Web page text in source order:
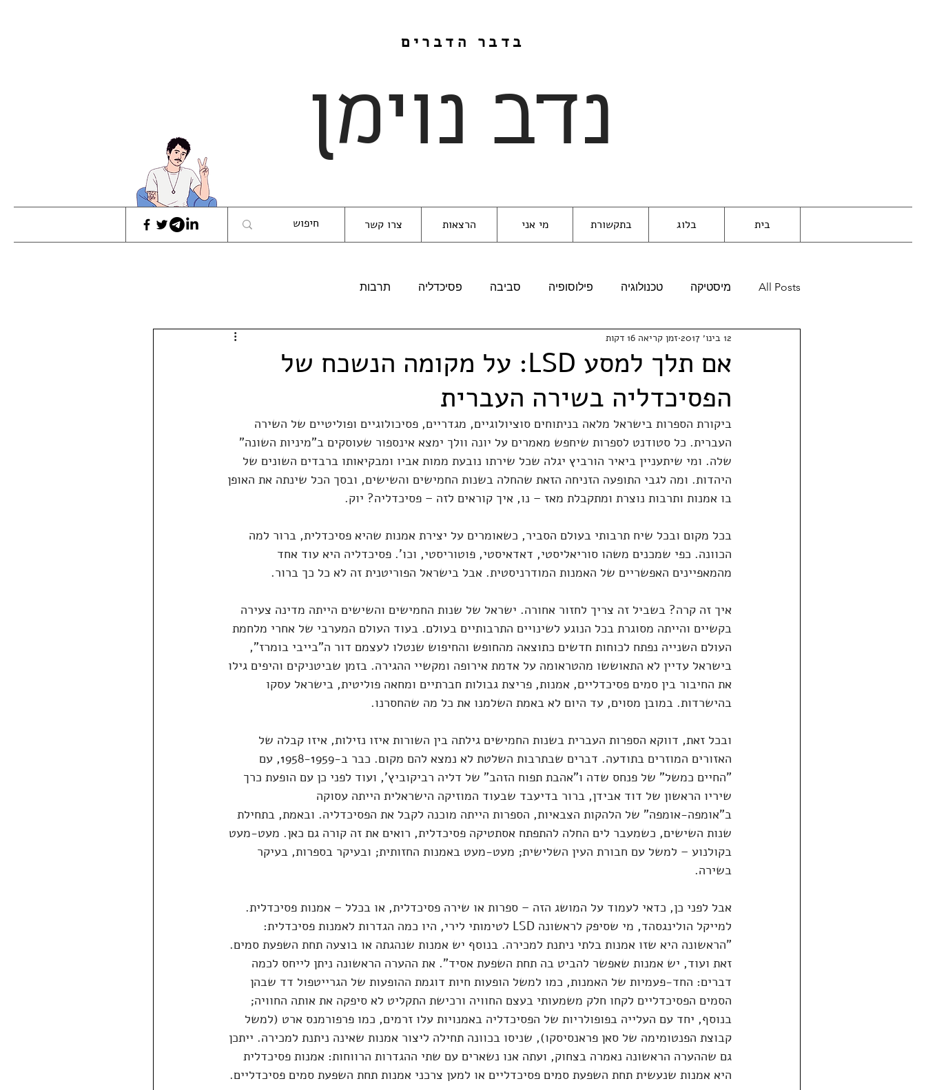
בדבר הדברים
נדב נוימן
בית בלוג בתקשורת מי אני הרצאות צרו קשר
All Posts מיסטיקה טכנולוגיה פילוסופיה סביבה פסיכדליה תרבות
אם תלך למסע LSD: על מקומה הנשכח של
הפסיכדליה בשירה העברית
12 בינו׳ 2017 זמן קריאה 16 דקות
ביקורת הספרות בישראל מלאה בניתוחים סוציולוגיים, מגדריים, פסיכולוגיים ופוליטיים של השירה
העברית. כל סטודנט לספרות שיחפש מאמרים על יונה וולך ימצא אינספור שעוסקים ב"מיניות השונה"
שלה. ומי שיתעניין ביאיר הורביץ יגלה שכל שירתו נובעת ממות אביו ומבקיאותו ברבדים השונים של
היהדות. ומה לגבי התופעה הזניחה הזאת שהחלה בשנות החמישים והשישים, ובסך הכל שינתה את האופן
בו אמנות ותרבות נוצרת ומתקבלת מאז – נו, איך קוראים לזה – פסיכדליה? יוק.
בכל מקום ובכל שיח תרבותי בעולם הסביר, כשאומרים על יצירת אמנות שהיא פסיכדלית, ברור למה
הכוונה. כפי שמכנים משהו סוריאליסטי, דאדאיסטי, פוטוריסטי, וכו'. פסיכדליה היא עוד אחד
מהמאפיינים האפשריים של האמנות המודרניסטית. אבל בישראל הפוריטנית זה לא כל כך ברור.
איך זה קרה? בשביל זה צריך לחזור אחורה. ישראל של שנות החמישים והשישים הייתה מדינה צעירה
בקשיים והייתה מסוגרת בכל הנוגע לשינויים התרבותיים בעולם. בעוד העולם המערבי של אחרי מלחמת
העולם השנייה נפתח לכוחות חדשים כתוצאה מהחופש והחיפוש שנטלו לעצמם דור ה"בייבי בומרז",
בישראל עדיין לא התאוששו מהטראומה על אדמת אירופה ומקשיי ההגירה. בזמן שביטניקים והיפים גילו
את החיבור בין סמים פסיכדליים, אמנות, פריצת גבולות חברתיים ומחאה פוליטית, בישראל עסקו
בהישרדות. במובן מסוים, עד היום לא באמת השלמנו את כל מה שהחסרנו.
ובכל זאת, דווקא הספרות העברית בשנות החמישים גילתה בין השורות איזו נזילות, איזו קבלה של
האזורים המוזרים בתודעה. דברים שבתרבות השלטת לא נמצא להם מקום. כבר ב-1958-1959, עם
"החיים כמשל" של פנחס שדה ו"אהבת תפוח הזהב" של דליה רביקוביץ', ועוד לפני כן עם הופעת כרך
שיריו הראשון של דוד אבידן, ברור בדיעבד שבעוד המוזיקה הישראלית הייתה עסוקה
ב"אומפה-אומפה" של הלהקות הצבאיות, הספרות הייתה מוכנה לקבל את הפסיכדליה. ובאמת, בתחילת
שנות השישים, כשמעבר לים החלה להתפתח אסתטיקה פסיכדלית, רואים את זה קורה גם כאן. מעט-מעט
בקולנוע – למשל עם חבורת העין השלישית; מעט-מעט באמנות החזותית; ובעיקר בספרות, בעיקר
בשירה.
אבל לפני כן, כדאי לעמוד על המושג הזה – ספרות או שירה פסיכדלית, או בכלל – אמנות פסיכדלית.
למייקל הולינגסהד, מי שסיפק לראשונה LSD לטימותי לירי, היו כמה הגדרות לאמנות פסיכדלית:
"הראשונה היא שזו אמנות בלתי ניתנת למכירה. בנוסף יש אמנות שנהגתה או בוצעה תחת השפעת סמים.
זאת ועוד, יש אמנות שאפשר להביט בה תחת השפעת אסיד". את ההערה הראשונה ניתן לייחס לכמה
דברים: החד-פעמיות של האמנות, כמו למשל הופעות חיות דוגמת ההופעות של הגרייטפול דד שבהן
הסמים הפסיכדליים לקחו חלק משמעותי בעצם החוויה ורכישת התקליט לא סיפקה את אותה החוויה;
בנוסף, יחד עם העלייה בפופולריות של הפסיכדליה באמנויות עלו זרמים, כמו פרפורמנס ארט (למשל
קבוצת הפנטומימה של סאן פראנסיסקו), שניסו בכוונה תחילה ליצור אמנות שאינה ניתנת למכירה. ייתכן
גם שההערה הראשונה נאמרה בצחוק, ועתה אנו נשארים עם שתי ההגדרות הרווחות: אמנות פסיכדלית
היא אמנות שנעשית תחת השפעת סמים פסיכדליים או למען צרכני אמנות תחת השפעת סמים פסיכדליים.